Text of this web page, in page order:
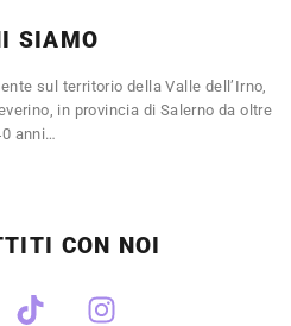
SIAMO
sul territorio della Valle dell’Irno,
in provincia di Salerno da oltre
anni…
CON NOI